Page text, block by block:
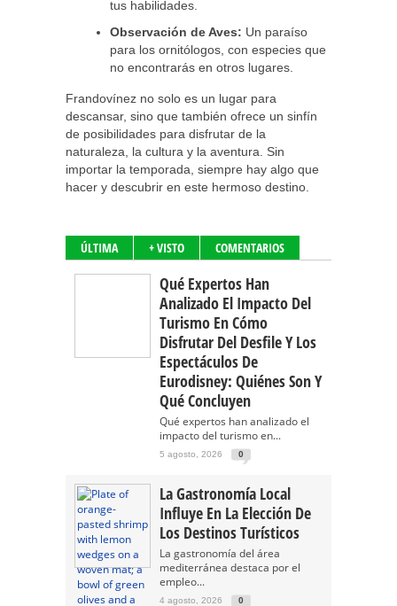
tus habilidades.
Observación de Aves: Un paraíso
para los ornitólogos, con especies que
no encontrarás en otros lugares.
Frandovínez no solo es un lugar para
descansar, sino que también ofrece un sinfín
de posibilidades para disfrutar de la
naturaleza, la cultura y la aventura. Sin
importar la temporada, siempre hay algo que
hacer y descubrir en este hermoso destino.
ÚLTIMA + VISTO COMENTARIOS
Qué Expertos Han
Analizado El Impacto Del
Turismo En Cómo
Disfrutar Del Desfile Y Los
Espectáculos De
Eurodisney: Quiénes Son Y
Qué Concluyen
Qué expertos han analizado el
impacto del turismo en...
5 agosto, 2026 0
La Gastronomía Local
Influye En La Elección De
Los Destinos Turísticos
La gastronomía del área
mediterránea destaca por el
empleo...
4 agosto, 2026 0